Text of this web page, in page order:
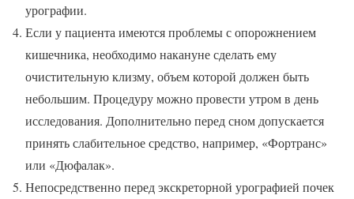
урографии.
Если у пациента имеются проблемы с опорожнением
кишечника, необходимо накануне сделать ему
очистительную клизму, объем которой должен быть
небольшим. Процедуру можно провести утром в день
исследования. Дополнительно перед сном допускается
принять слабительное средство, например, «Фортранс»
или «Дюфалак».
Непосредственно перед экскреторной урографией почек